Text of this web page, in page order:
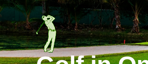
Saltar
al
contenido